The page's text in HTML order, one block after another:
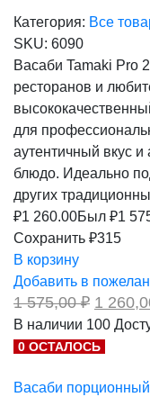
Категория: Все
SKU: 6090
Васаби Tamaki Pro
ресторанов и
для
аутентичный вкус
блюдо. Идеально
других
₽1 260.00Был ₽1
Сохранить ₽315
В корзину
Добавить в
1 575,00₽
цена
1
1
В наличии 100
0 ОСТАЛОСЬ
Васаби